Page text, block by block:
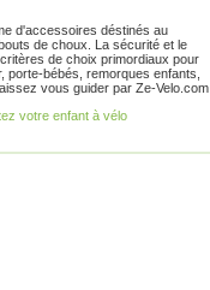
d'accessoires déstinés au
de choux. La sécurité et le
de choix primordiaux pour
porte-bébés, remorques enfants,
vous guider par Ze-Velo.com
votre enfant à vélo